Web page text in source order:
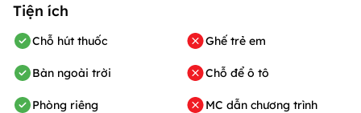
Tiện ích
Chỗ hút thuốc
Bàn ngoài trời
Phòng riêng
Ghế trẻ em
Chỗ để ô tô
MC dẫn chương trình